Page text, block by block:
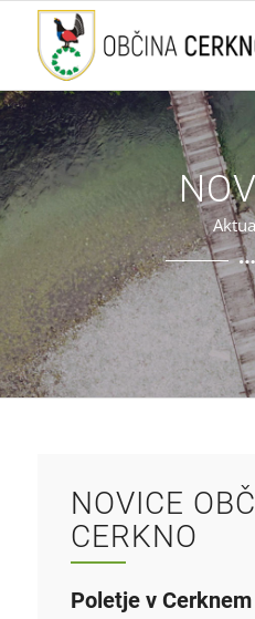
NOVICE
CERKNO
Poletje v